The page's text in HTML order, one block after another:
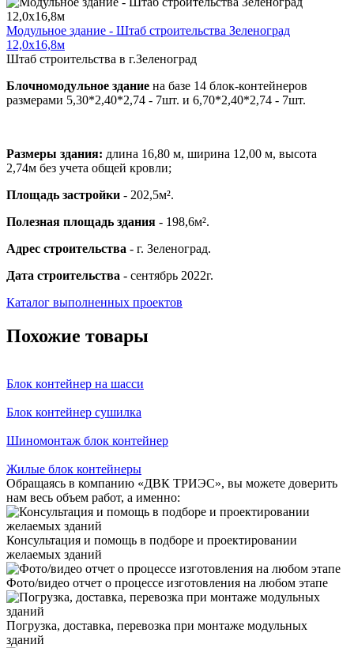
Модульное здание - Штаб строительства Зеленоград
12,0х16,8м
Штаб строительства в г.Зеленоград
Блочномодульное здание на базе 14 блок-контейнеров
размерами 5,30*2,40*2,74 - 7шт. и 6,70*2,40*2,74 - 7шт.
Размеры здания: длина 16,80 м, ширина 12,00 м, высота
2,74м без учета общей кровли;
Площадь застройки - 202,5м².
Полезная площадь здания - 198,6м².
Адрес строительства - г. Зеленоград.
Дата строительства - сентябрь 2022г.
Каталог выполненных проектов
Похожие товары
Блок контейнер на шасси
Блок контейнер сушилка
Шиномонтаж блок контейнер
Жилые блок контейнеры
Обращаясь в компанию «ДВК ТРИЭС», вы можете доверить
нам весь объем работ, а именно:
Консультация и помощь в подборе и проектировании
желаемых зданий
Фото/видео отчет о процессе изготовления на любом этапе
Погрузка, доставка, перевозка при монтаже модульных
зданий